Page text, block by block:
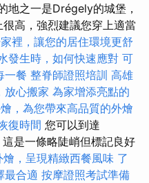
地之一是Drégely的城堡，
高，強烈建議您穿上適當
裡，讓您的居住環境更舒
發生時，如何快速應對 可
一餐 整脊師證照培訓 高雄
放心搬家 為家增添亮點的
，為您帶來高品質的外燴
復時間 您可以到達
是一條略陡峭但標記良好
燴，呈現精緻西餐風味 了
最合適 按摩證照考試準備